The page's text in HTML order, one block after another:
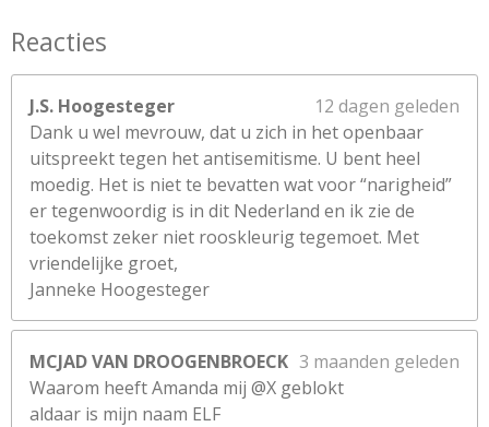
Reacties
J.S. Hoogesteger
12 dagen geleden
Dank u wel mevrouw, dat u zich in het openbaar
uitspreekt tegen het antisemitisme. U bent heel
moedig. Het is niet te bevatten wat voor “narigheid”
er tegenwoordig is in dit Nederland en ik zie de
toekomst zeker niet rooskleurig tegemoet. Met
vriendelijke groet,
Janneke Hoogesteger
MCJAD VAN DROOGENBROECK 3 maanden geleden
Waarom heeft Amanda mij @X geblokt
aldaar is mijn naam ELF